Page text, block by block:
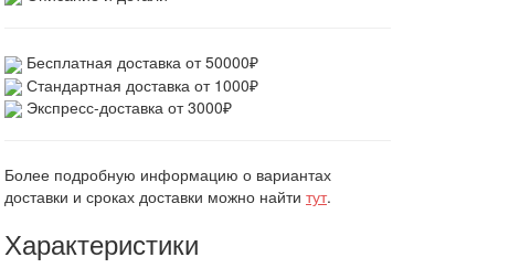
Бесплатная доставка от 50000₽
Стандартная доставка от 1000₽
Экспресс-доставка от 3000₽
Более подробную информацию о вариантах
доставки и сроках доставки можно найти тут.
Характеристики